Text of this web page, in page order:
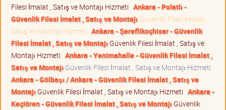
Filesi İmalat , Satış ve Montajı Hizmeti Ankara - Polatlı -
Güvenlik Filesi İmalat , Satış ve Montajı Güvenlik Filesi İmalat ,
Satış ve Montajı Hizmeti Ankara - Şereflikoçhisar - Güvenlik
Filesi İmalat , Satış ve Montajı Güvenlik Filesi İmalat , Satış ve
Montajı Hizmeti Ankara - Yenimahalle - Güvenlik Filesi İmalat ,
Satış ve Montajı Güvenlik Filesi İmalat , Satış ve Montajı Hizmeti
Ankara - Gölbaşı / Ankara - Güvenlik Filesi İmalat , Satış ve
Montajı Güvenlik Filesi İmalat , Satış ve Montajı Hizmeti Ankara -
Keçiören - Güvenlik Filesi İmalat , Satış ve Montajı Güvenlik